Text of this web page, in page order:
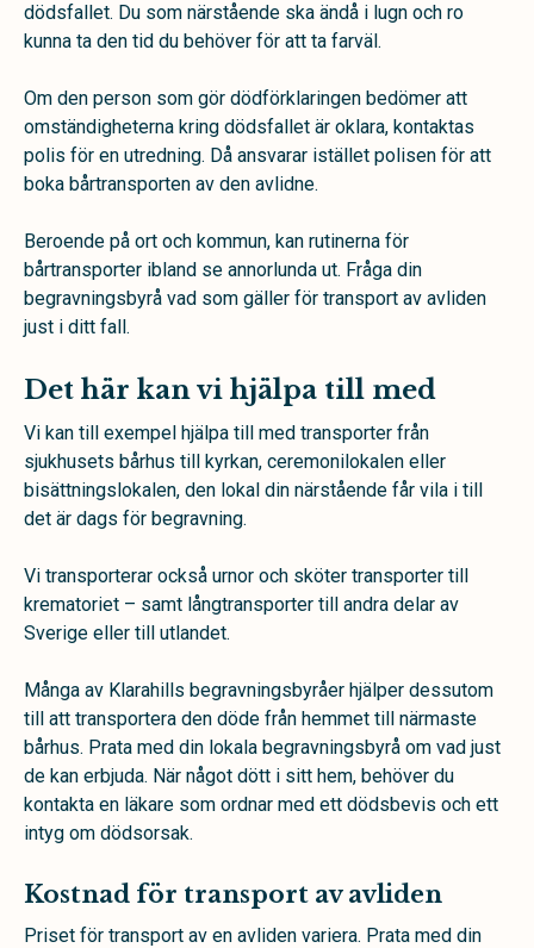
dödsfallet. Du som närstående ska ändå i lugn och ro
kunna ta den tid du behöver för att ta farväl.
Om den person som gör dödförklaringen bedömer att
omständigheterna kring dödsfallet är oklara, kontaktas
polis för en utredning. Då ansvarar istället polisen för att
boka bårtransporten av den avlidne.
Beroende på ort och kommun, kan rutinerna för
bårtransporter ibland se annorlunda ut. Fråga din
begravningsbyrå vad som gäller för transport av avliden
just i ditt fall.
Det här kan vi hjälpa till med
Vi kan till exempel hjälpa till med transporter från
sjukhusets bårhus till kyrkan, ceremonilokalen eller
bisättningslokalen, den lokal din närstående får vila i till
det är dags för begravning.
Vi transporterar också urnor och sköter transporter till
krematoriet – samt långtransporter till andra delar av
Sverige eller till utlandet.
Många av Klarahills begravningsbyråer hjälper dessutom
till att transportera den döde från hemmet till närmaste
bårhus. Prata med din lokala begravningsbyrå om vad just
de kan erbjuda. När något dött i sitt hem, behöver du
kontakta en läkare som ordnar med ett dödsbevis och ett
intyg om dödsorsak.
Kostnad för transport av avliden
Priset för transport av en avliden variera. Prata med din